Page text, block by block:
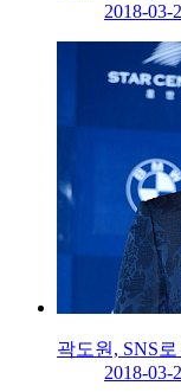
2018-03-
곽도원, SNS
2018-03-